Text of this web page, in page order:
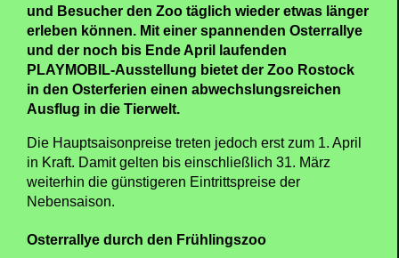
und Besucher den Zoo täglich wieder etwas länger
erleben können. Mit einer spannenden Osterrallye
und der noch bis Ende April laufenden
PLAYMOBIL-Ausstellung bietet der Zoo Rostock
in den Osterferien einen abwechslungsreichen
Ausflug in die Tierwelt.
Die Hauptsaisonpreise treten jedoch erst zum 1. April
in Kraft. Damit gelten bis einschließlich 31. März
weiterhin die günstigeren Eintrittspreise der
Nebensaison.
Osterrallye durch den Frühlingszoo